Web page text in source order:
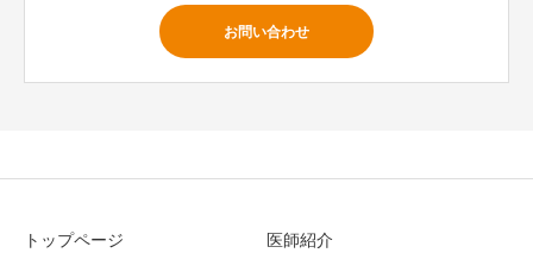
お問い合わせ
トップページ 医師紹介